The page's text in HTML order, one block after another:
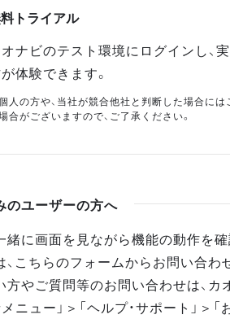
トライアル
ナビのテスト環境にログインし、
体験できます。
人の方や、当社が競合他社と判断した場合には
合がございますので、ご了承ください。
のユーザーの方へ
緒に画面を見ながら機能の動作を確
こちらのフォームからお問い合わ
方やご質問等のお問い合わせは、カ
ニュー」＞「ヘルプ・サポート」＞「